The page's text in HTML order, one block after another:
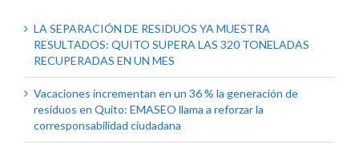
LA SEPARACIÓN DE RESIDUOS YA MUESTRA
RESULTADOS: QUITO SUPERA LAS 320 TONELADAS
RECUPERADAS EN UN MES
Vacaciones incrementan en un 36 % la generación de
residuos en Quito: EMASEO llama a reforzar la
corresponsabilidad ciudadana